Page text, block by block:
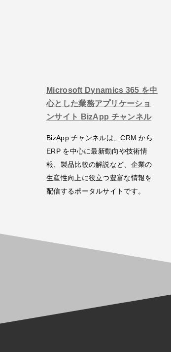
Microsoft Dynamics 365 を中
心とした業務アプリケーショ
ンサイト BizApp チャンネル
BizApp チャンネルは、CRM から
ERP を中心に最新動向や技術情
報、製品比較の解説など、企業の
生産性向上に役立つ豊富な情報を
配信するポータルサイトです。